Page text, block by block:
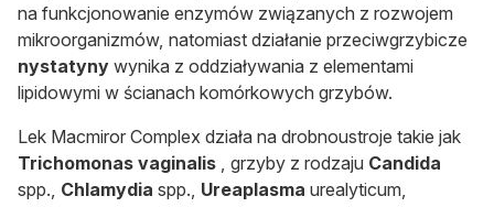
na funkcjonowanie enzymów związanych z rozwojem
mikroorganizmów, natomiast działanie przeciwgrzybicze
nystatyny wynika z oddziaływania z elementami
lipidowymi w ścianach komórkowych grzybów.
Lek Macmiror Complex działa na drobnoustroje takie jak
Trichomonas vaginalis , grzyby z rodzaju Candida
spp., Chlamydia spp., Ureaplasma urealyticum,